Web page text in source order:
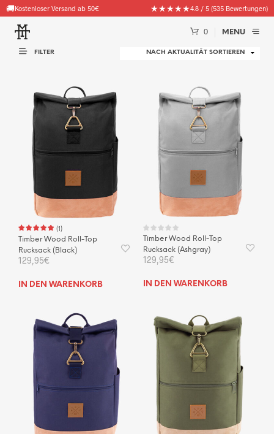
🧦
Gratis Goodie (Socken, Beanies & mehr) ab 100€ Bestellwert
★★★★★4.8 / 5 (535 Bewertungen)
0 MENU
FILTER
(1 )
Timber Wood Roll-Top
Rucksack (Black)
129,95€
IN DEN WARENKORB
Timber Wood Roll-Top
Rucksack (Ashgray)
129,95€
IN DEN WARENKORB